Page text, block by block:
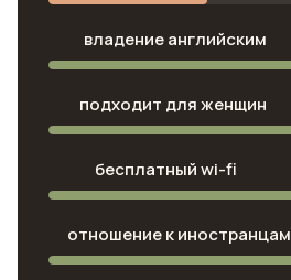
владение английским
подходит для женщин
бесплатный wi-fi
отношение к иностранцам